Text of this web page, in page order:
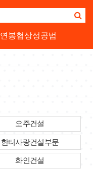
연봉협상성공법
오주건설
한터사랑건설부문
화인건설